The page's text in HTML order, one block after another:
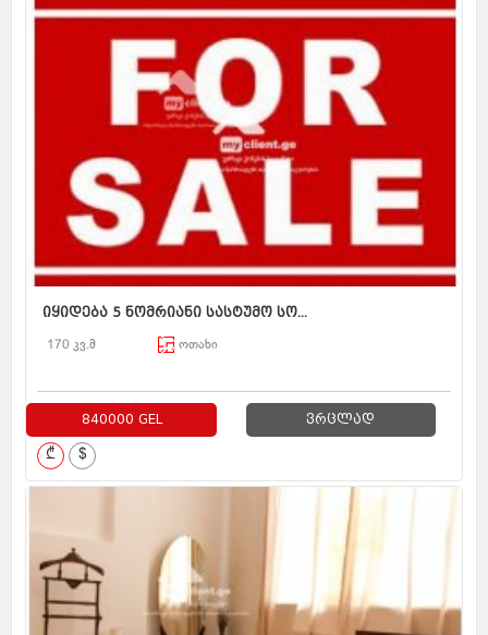
იყიდება 5 ნომრიანი სასტუმო სო...
170 კვ.მ ოთახი
840000 GEL ვრცლად
₾ $